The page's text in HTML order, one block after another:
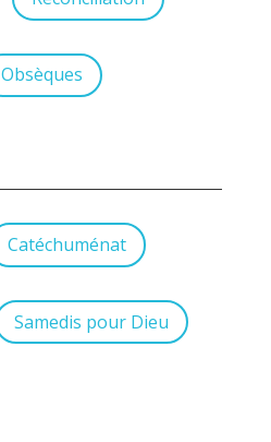
Obsèques
Catéchuménat
Samedis pour Dieu